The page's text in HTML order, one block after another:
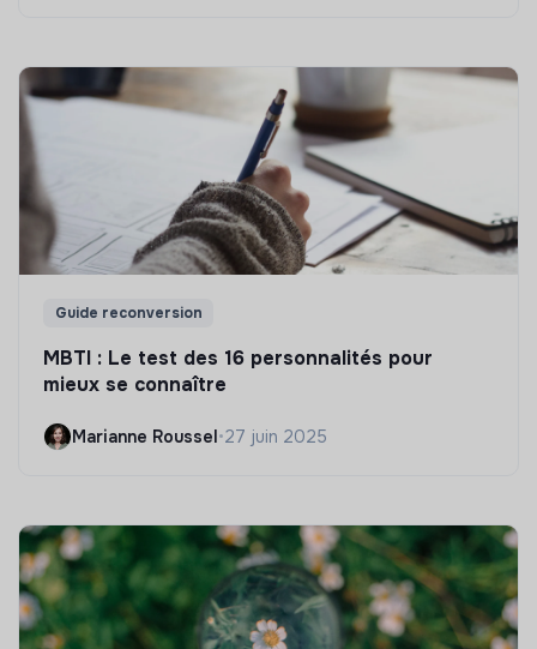
Guide reconversion
MBTI : Le test des 16 personnalités pour
mieux se connaître
Marianne Roussel•27 juin 2025